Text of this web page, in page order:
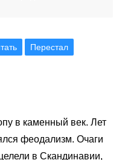
Перестал
в каменный век. Лет
феодализм. Очаги
в Скандинавии,